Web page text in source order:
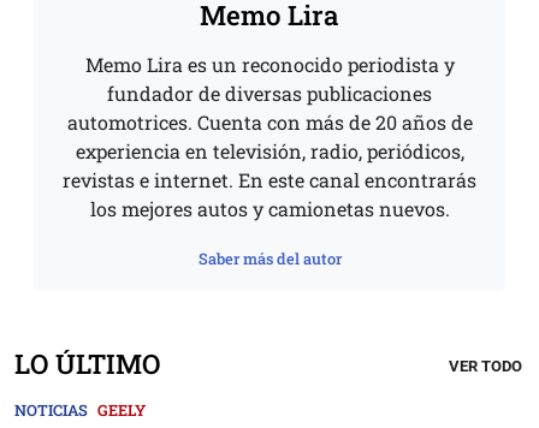
Memo Lira
Memo Lira es un reconocido periodista y
fundador de diversas publicaciones
automotrices. Cuenta con más de 20 años de
experiencia en televisión, radio, periódicos,
revistas e internet. En este canal encontrarás
los mejores autos y camionetas nuevos.
Saber más del autor
LO ÚLTIMO VER TODO
NOTICIAS GEELY